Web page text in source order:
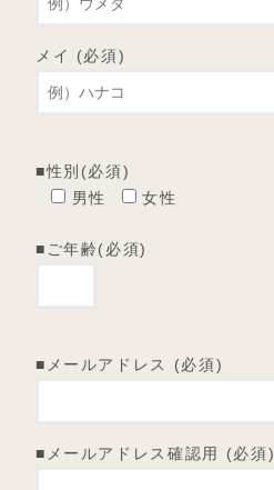
メイ (必須)
■性別(必須)
男性
女性
■ご年齢(必須)
■メールアドレス (必須)
■メールアドレス確認用 (必須)